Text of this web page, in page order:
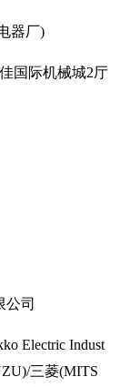
器厂)
国际机械城2厅
公司
Electric Indust
三菱(MITS